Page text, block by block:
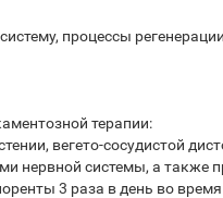
процессы
терапии:
вегето-сосудистой
нервной системы, а также
3 раза в день во